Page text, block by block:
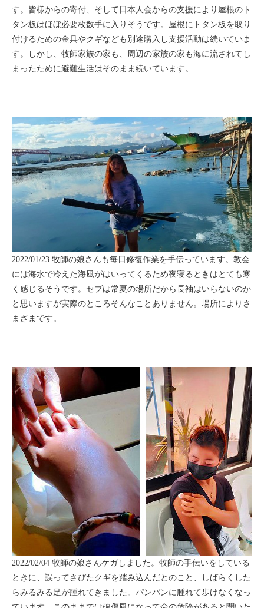
す。皆様からの寄付、そして日本人会からの支援により屋根のト
タン板はほぼ必要枚数手に入りそうです。屋根にトタン板を取り
付けるための金具やクギなども別途購入し支援活動は続いていま
す。しかし、牧師家族の家も、周辺の家族の家も海に流されてし
まったために避難生活はそのまま続いています。
2022/01/23 牧師の娘さんも毎日修復作業を手伝っています。教会
には海水で冷えた海風がはいってくるため夜寝るときはとても寒
く感じるそうです。セブは常夏の場所だから長袖はいらないのか
と思いますが実際のところそんなことありません。場所によりさ
まざまです。
2022/02/04 牧師の娘さんケガしました。牧師の手伝いをしている
ときに、誤ってさびたクギを踏み込んだとのこと、しばらくした
らみるみる足が腫れてきました。パンパンに腫れて歩けなくなっ